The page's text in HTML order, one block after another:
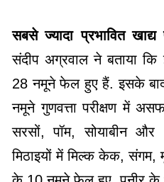
सबसे ज्यादा प्रभावित खाद्य
संदीप अग्रवाल ने बताया
28 नमूने फेल हुए हैं. इसके
नमूने गुणवत्ता परीक्षण में
सरसों, पॉम, सोयाबीन
मिठाइयों में मिल्क केक, संगम,